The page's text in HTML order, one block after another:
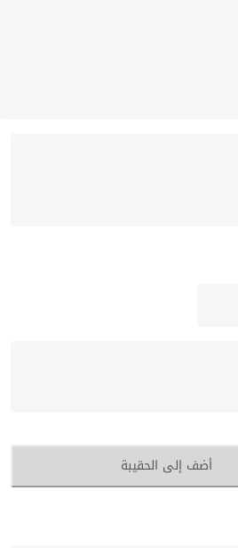
أضف إلى الحقيبة